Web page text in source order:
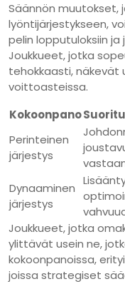
Säännön muutokset,
lyöntijärjestykseen,
pelin lopputuloksiin ja
Joukkueet, jotka
tehokkaasti, näkevät
voittoasteissa.
Kokoonpano
Perinteinen
järjestys
Dynaaminen
järjestys
Joukkueet, jotka
ylittävät usein ne,
kokoonpanoissa,
joissa strategiset